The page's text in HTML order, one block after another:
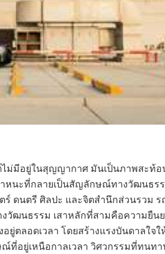
ม่มีอยู่ในสุญญากาศ มันเป็นภาพสะท้
าหนะที่กลายเป็นสัญลักษณ์ทางวัฒนธ
ดนตรี ศิลปะ และจิตสำนึกส่วนรวม ร
ฒนธรรม เสาหลักที่สามคือความยืน
ตลอดเวลา โดยสร้างแรงบันดาลใจ
ที่อยู่เหนือกาลเวลา วิศวกรรมที่ทนท